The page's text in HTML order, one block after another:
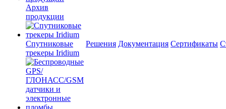
Архив
продукции
Спутниковые
трекеры Iridium
Решения Документация Сертификаты